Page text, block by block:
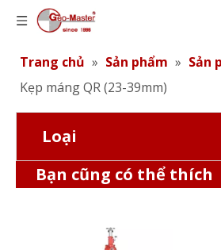
Trang chủ » Sản phẩm » Sản
Kẹp máng QR (23-39mm)
Loại
Bạn cũng có thể thích